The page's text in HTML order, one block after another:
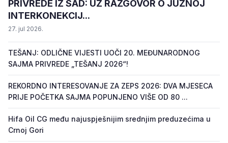
PRIVREDE IZ SAD: UZ RAZGOVOR O JUŽNOJ
INTERKONEKCIJ...
27. jul 2026.
TEŠANJ: ODLIČNE VIJESTI UOČI 20. MEĐUNARODNOG
SAJMA PRIVREDE „TEŠANJ 2026“!
REKORDNO INTERESOVANJE ZA ZEPS 2026: DVA MJESECA
PRIJE POČETKA SAJMA POPUNJENO VIŠE OD 80 ...
Hifa Oil CG među najuspješnijim srednjim preduzećima u
Crnoj Gori